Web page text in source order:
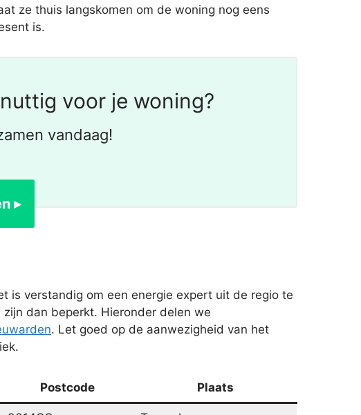
ze thuis langskomen om de woning nog eens
is.
voor je woning?
vandaag!
▸
is verstandig om een energie expert uit de regio te
dan beperkt. Hieronder delen we
. Let goed op de aanwezigheid van het
Postcode Plaats